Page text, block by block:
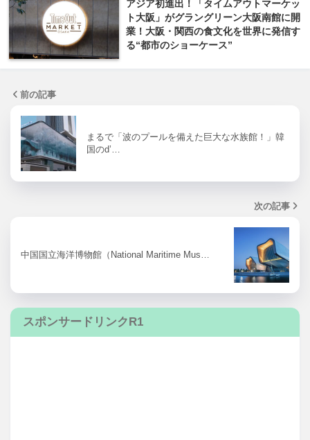
アジア初進出！「タイムアウトマーケッ
ト大阪」がグラングリーン大阪南館に開
業！大阪・関西の食文化を世界に発信す
る“都市のショーケース”
前の記事
まるで「波のプールを備えた巨大な水族館！」韓
国のd’…
次の記事
中国国立海洋博物館（National Maritime Mus…
スポンサードリンクR1